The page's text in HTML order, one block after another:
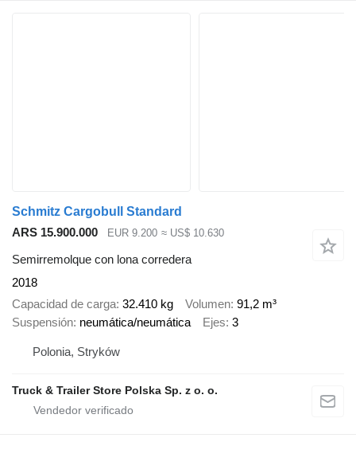
Schmitz Cargobull Standard
ARS 15.900.000
EUR 9.200 ≈ US$ 10.630
Semirremolque con lona corredera
2018
Capacidad de carga 32.410 kg Volumen 91,2 m³
Suspensión neumática/neumática Ejes 3
Polonia, Stryków
Truck & Trailer Store Polska Sp. z o. o.